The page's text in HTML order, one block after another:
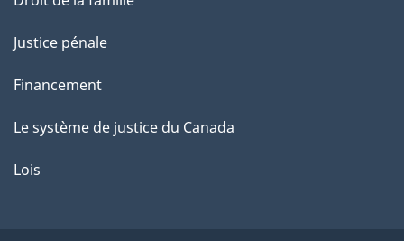
Justice pénale
Financement
Le système de justice du Canada
Lois